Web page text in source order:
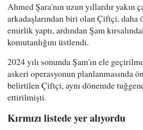
Ahmed Şara'nın uzun yıllardır yakın
arkadaşlarından biri olan Çiftçi, daha
emirlik yaptı, ardından Şam
komutanlığını üstlendi.
2024 yılı sonunda Şam'ın ele
askeri operasyonun planlanmasında
belirtilen Çiftçi, aynı dönemde
ettirilmişti.
Kırmızı listede yer alıyordu